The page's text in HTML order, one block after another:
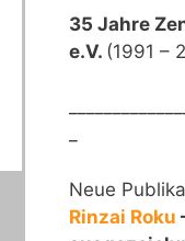
35 Jahre
e.V. (1991 –
Neue
Rinzai Roku